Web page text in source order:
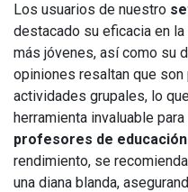
Los usuarios de nuestro
destacado su eficacia en
más jóvenes, así como su
opiniones resaltan que
actividades grupales, lo
herramienta invaluable para
profesores de
rendimiento, se
una diana blanda,